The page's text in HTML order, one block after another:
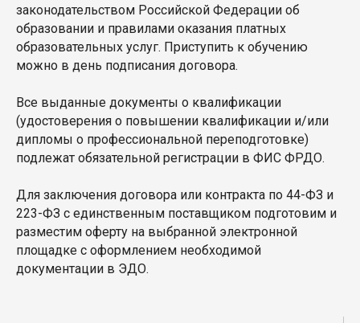
законодательством Российской Федерации об
образовании и правилами оказания платных
образовательных услуг. Приступить к обучению
можно в день подписания договора.
Все выданные документы о квалификации
(удостоверения о повышении квалификации и/или
дипломы о профессиональной переподготовке)
подлежат обязательной регистрации в ФИС ФРДО.
Для заключения договора или контракта по 44-ФЗ и
223-ФЗ с единственным поставщиком подготовим и
разместим оферту на выбранной электронной
площадке с оформлением необходимой
документации в ЭДО.